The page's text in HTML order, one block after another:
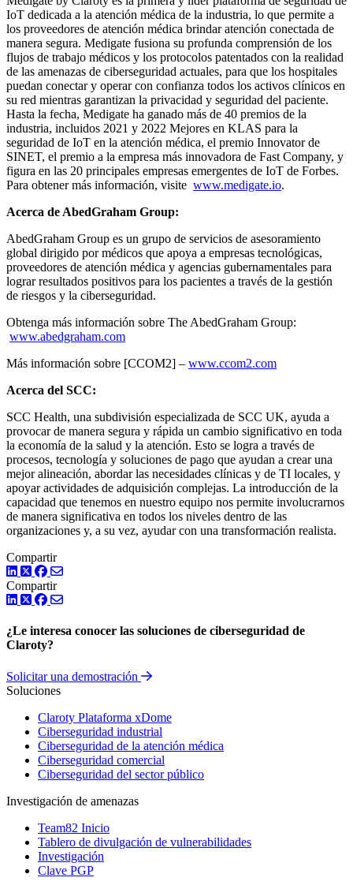
IoT dedicada a la atención médica de la industria, lo que permite a
los proveedores de atención médica brindar atención conectada de
manera segura. Medigate fusiona su profunda comprensión de los
flujos de trabajo médicos y los protocolos patentados con la realidad
de las amenazas de ciberseguridad actuales, para que los hospitales
puedan conectar y operar con confianza todos los activos clínicos en
su red mientras garantizan la privacidad y seguridad del paciente.
Hasta la fecha, Medigate ha ganado más de 40 premios de la
industria, incluidos 2021 y 2022 Mejores en KLAS para la
seguridad de IoT en la atención médica, el premio Innovator de
SINET, el premio a la empresa más innovadora de Fast Company, y
figura en las 20 principales empresas emergentes de IoT de Forbes.
Para obtener más información, visite www.medigate.io.
Acerca de AbedGraham Group:
AbedGraham Group es un grupo de servicios de asesoramiento
global dirigido por médicos que apoya a empresas tecnológicas,
proveedores de atención médica y agencias gubernamentales para
lograr resultados positivos para los pacientes a través de la gestión
de riesgos y la ciberseguridad.
Obtenga más información sobre The AbedGraham Group:
www.abedgraham.com
Más información sobre [CCOM2] – www.ccom2.com
Acerca del SCC:
SCC Health, una subdivisión especializada de SCC UK, ayuda a
provocar de manera segura y rápida un cambio significativo en toda
la economía de la salud y la atención. Esto se logra a través de
procesos, tecnología y soluciones de pago que ayudan a crear una
mejor alineación, abordar las necesidades clínicas y de TI locales, y
apoyar actividades de adquisición complejas. La introducción de la
capacidad que tenemos en nuestro equipo nos permite involucrarnos
de manera significativa en todos los niveles dentro de las
organizaciones y, a su vez, ayudar con una transformación realista.
Compartir
LinkedIn
TwitterFacebook
Compartir
LinkedIn
TwitterFacebook
¿Le interesa conocer las soluciones de ciberseguridad de
Claroty?
Solicitar una demostración
Soluciones
Claroty Plataforma xDome
Ciberseguridad industrial
Ciberseguridad de la atención médica
Ciberseguridad comercial
Ciberseguridad del sector público
Investigación de amenazas
Team82 Inicio
Tablero de divulgación de vulnerabilidades
Investigación
Clave PGP